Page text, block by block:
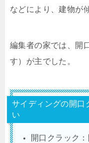
などにより、建物が
編集者の家では、開
す）が主でした。
サイディングの開口
い
開口クラック